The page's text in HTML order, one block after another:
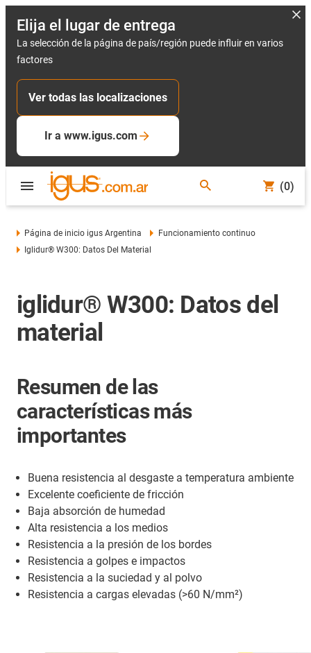
Elija el lugar de entrega
La selección de la página de país/región puede influir en varios
factores
Ver todas las localizaciones
Ir a www.igus.com
(0)
Página de inicio igus Argentina
Funcionamiento continuo
Iglidur® W300: Datos Del Material
iglidur® W300: Datos del
material
Resumen de las
características más
importantes
Buena resistencia al desgaste a temperatura ambiente
Excelente coeficiente de fricción
Baja absorción de humedad
Alta resistencia a los medios
Resistencia a la presión de los bordes
Resistencia a golpes e impactos
Resistencia a la suciedad y al polvo
Resistencia a cargas elevadas (>60 N/mm²)